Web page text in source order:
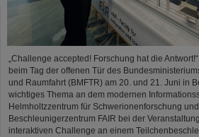
„Challenge accepted! Forschung hat die
beim Tag der offenen Tür des
und Raumfahrt (BMFTR) am 20. und 21. Juni in
wichtiges Thema an dem modernen
Helmholtzzentrum für Schwerionenforschung
Beschleunigerzentrum FAIR bei der
interaktiven Challenge an einem